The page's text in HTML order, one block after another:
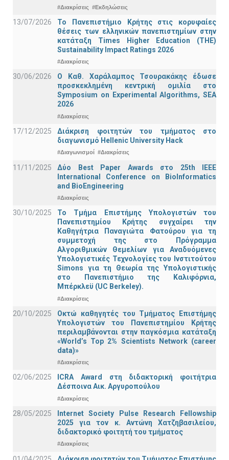
#Διακρίσεις #Εκδηλώσεις
13/07/2026
Το Πανεπιστήμιο Κρήτης στις κορυφαίες
θέσεις των ελληνικών πανεπιστημίων στην
κατάταξη Times Higher Education (ΤΗΕ)
Sustainability Impact Ratings 2026
#Διακρίσεις
30/06/2026
Ο Καθ. Χαράλαμπος Τσουρακάκης έδωσε
προσκεκλημένη κεντρική ομιλία στο
Symposium on Experimental Algorithms, SEA
2026
#Διακρίσεις
17/12/2025
Διάκριση φοιτητών του τμήματος στο
διαγωνισμό Hellenic University Hack
#Διαγωνισμοί #Διακρίσεις
11/11/2025
Δύο Best Paper Awards στο 25th IEEE
International Conference on BioInformatics
and BioEngineering
#Διακρίσεις
30/10/2025
Το Τμήμα Επιστήμης Υπολογιστών του
Πανεπιστημίου Κρήτης συγχαίρει την
Καθηγήτρια Παναγιώτα Φατούρου για τη
συμμετοχή της στο Πρόγραμμα
Αλγοριθμικών Θεμελίων για Αναδυόμενες
Υπολογιστικές Τεχνολογίες του Ινστιτούτου
Simons για τη Θεωρία της Υπολογιστικής
στο Πανεπιστήμιο της Καλιφόρνια,
Μπέρκλεϋ (UC Berkeley).
#Διακρίσεις
20/10/2025
Οκτώ καθηγητές του Τμήματος Επιστήμης
Υπολογιστών του Πανεπιστημίου Κρήτης
περιλαμβάνονται στην παγκόσμια κατάταξη
«World’s Top 2% Scientists Network (career
data)»
#Διακρίσεις
02/06/2025
ICRA Award στη διδακτορική φοιτήτρια
Δέσποινα Αικ. Αργυροπούλου
#Διακρίσεις
28/05/2025
Internet Society Pulse Research Fellowship
2025 για τον κ. Αντώνη Χατζηβασιλείου,
διδακτορικό φοιτητή του τμήματος
#Διακρίσεις